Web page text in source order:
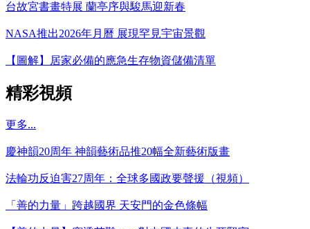
台故宮書畫特展 蘭亭序與駿馬迎新春
NASA推出2026年月曆 展現罕見宇宙景觀
【圖解】居家必備的應急生存物資儲備清單
精彩視頻
更多...
慶神韻20周年 神韻藝術品推20幅全新藝術版畫
法輪功反迫害27周年：全球多國政要聲援（視頻）
「善的力量」跨越國界 天安門的金色條幅